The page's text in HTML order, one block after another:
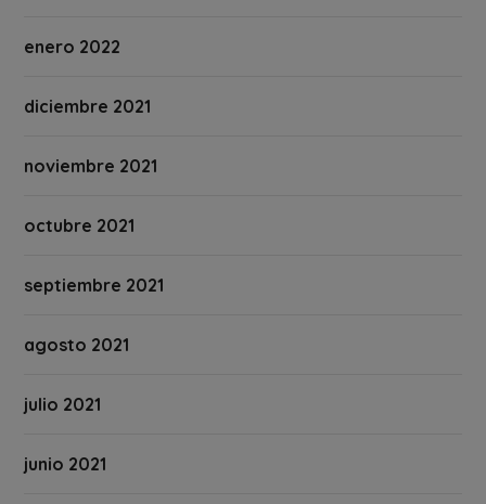
enero 2022
diciembre 2021
noviembre 2021
octubre 2021
septiembre 2021
agosto 2021
julio 2021
junio 2021